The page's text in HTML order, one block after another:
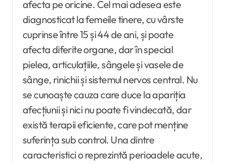
afecta pe oricine. Cel mai adesea este
diagnosticat la femeile tinere, cu vârste
cuprinse între 15 și 44 de ani, și poate
afecta diferite organe, dar în special
pielea, articulațiile, sângele și vasele de
sânge, rinichii și sistemul nervos central. Nu
se cunoaște cauza care duce la apariția
afecțiunii și nici nu poate fi vindecată, dar
există terapii eficiente, care pot menține
suferința sub control. Una dintre
caracteristici o reprezintă perioadele acute,